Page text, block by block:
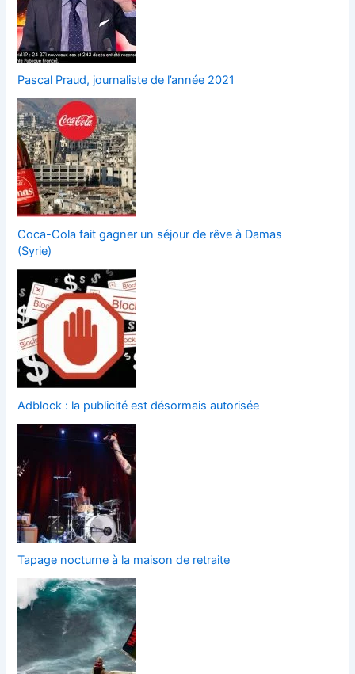
Pascal Praud, journaliste de l’année 2021
Coca-Cola fait gagner un séjour de rêve à Damas
(Syrie)
Adblock : la publicité est désormais autorisée
Tapage nocturne à la maison de retraite